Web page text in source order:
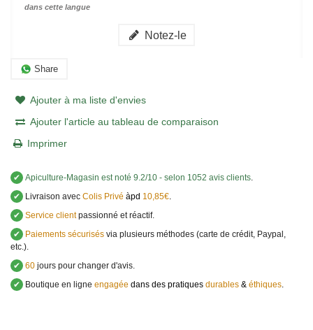
dans cette langue
Notez-le
Share
Ajouter à ma liste d'envies
Ajouter l'article au tableau de comparaison
Imprimer
✔ Apiculture-Magasin est noté 9.2/10 - selon 1052 avis clients.
✔
Livraison avec Colis Privé àpd 10,85€.
✔ Service clientpassionné et réactif.
✔
Paiements sécurisés via plusieurs méthodes (carte de crédit, Paypal,
etc.).
✔ 60 jours pour changer d'avis.
✔
Boutique en ligne engagée dans des pratiques durables & éthiques.